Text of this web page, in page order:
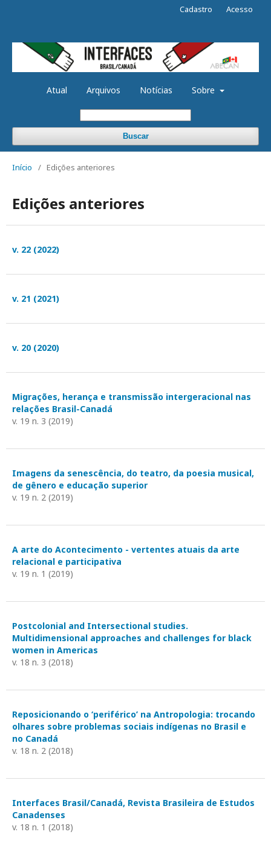
Atual Arquivos Notícias Sobre
Buscar
Cadastro Acesso
Início / Edições anteriores
Edições anteriores
v. 22 (2022)
v. 21 (2021)
v. 20 (2020)
Migrações, herança e transmissão intergeracional nas
relações Brasil-Canadá
v. 19 n. 3 (2019)
Imagens da senescência, do teatro, da poesia musical,
de gênero e educação superior
v. 19 n. 2 (2019)
A arte do Acontecimento - vertentes atuais da arte
relacional e participativa
v. 19 n. 1 (2019)
Postcolonial and Intersectional studies.
Multidimensional approaches and challenges for black
women in Americas
v. 18 n. 3 (2018)
Reposicionando o ‘periférico’ na Antropologia: trocando
olhares sobre problemas sociais indígenas no Brasil e
no Canadá
v. 18 n. 2 (2018)
Interfaces Brasil/Canadá, Revista Brasileira de Estudos
Canadenses
v. 18 n. 1 (2018)